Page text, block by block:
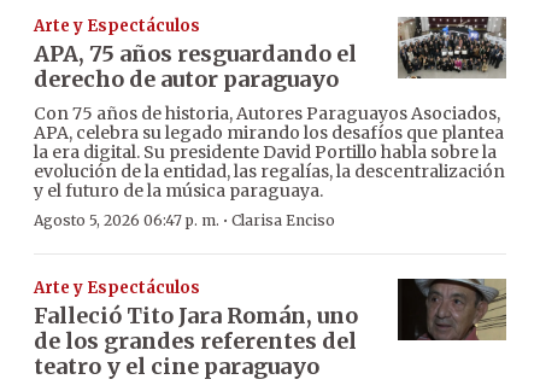
Arte y Espectáculos
APA, 75 años resguardando el
derecho de autor paraguayo
Con 75 años de historia, Autores Paraguayos Asociados,
APA, celebra su legado mirando los desafíos que plantea
la era digital. Su presidente David Portillo habla sobre la
evolución de la entidad, las regalías, la descentralización
y el futuro de la música paraguaya.
Agosto 5, 2026 06:47 p. m. · Clarisa Enciso
Arte y Espectáculos
Falleció Tito Jara Román, uno
de los grandes referentes del
teatro y el cine paraguayo